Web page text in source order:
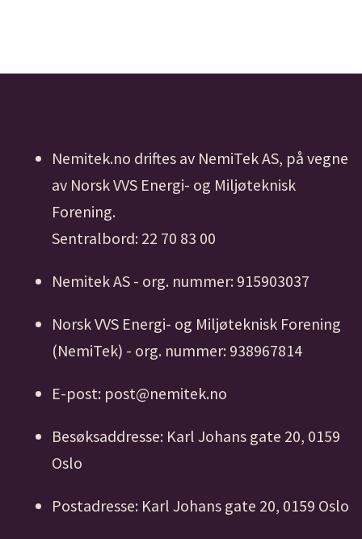
Nemitek.no driftes av NemiTek AS, på vegne
av Norsk VVS Energi- og Miljøteknisk
Forening.
Sentralbord: 22 70 83 00
Nemitek AS - org. nummer: 915903037
Norsk VVS Energi- og Miljøteknisk Forening
(NemiTek) - org. nummer: 938967814
E-post: post@nemitek.no
Besøksaddresse: Karl Johans gate 20, 0159
Oslo
Postadresse: Karl Johans gate 20, 0159 Oslo